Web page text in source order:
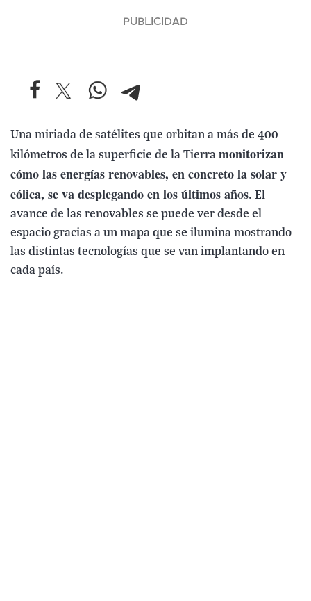
Una miriada de satélites que orbitan a más de 400
kilómetros de la superficie de la Tierra monitorizan
cómo las energías renovables, en concreto la solar y
eólica, se va desplegando en los últimos años. El
avance de las renovables se puede ver desde el
espacio gracias a un mapa que se ilumina mostrando
las distintas tecnologías que se van implantando en
cada país.